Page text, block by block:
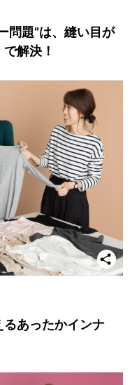
問題”は、縫い目が
解決！
あったかインナ